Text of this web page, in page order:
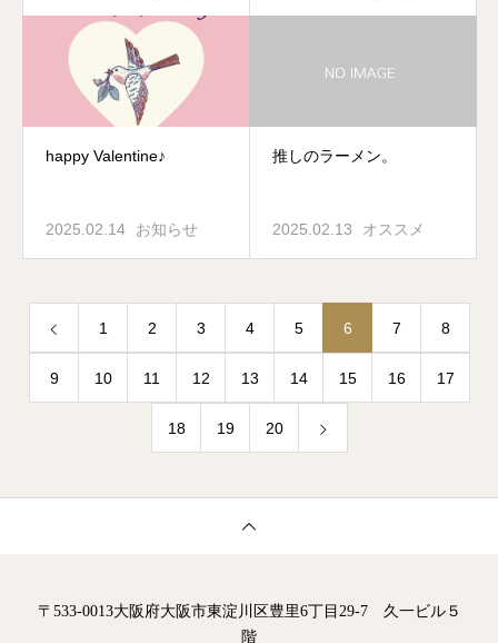
happy Valentine♪
2025.02.14 お知らせ
推しのラーメン。
2025.02.13 オススメ
1 2 3 4 5 6 7 8
9 10 11 12 13 14 15 16 17
18 19 20
〒533-0013大阪府大阪市東淀川区豊里6丁目29-7 久一ビル５
階